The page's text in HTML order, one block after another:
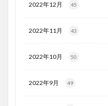
2022年12月 45
2022年11月 43
2022年10月 50
2022年9月 49